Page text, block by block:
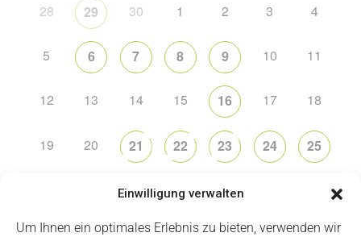
Einwilligung verwalten
Um Ihnen ein optimales Erlebnis zu bieten, verwenden wir
28
29 30 1 2 3 4
5 6 7 8 9 10 11
12 13 14 15 16 17 18
19 20 21 22 23 24 25
28 29 30